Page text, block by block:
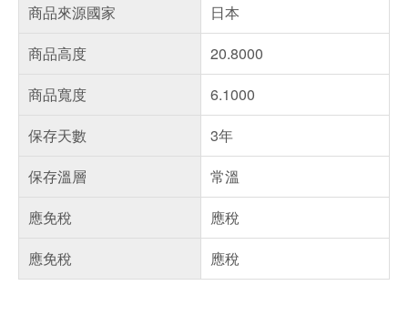
商品來源國家
日本
商品高度
20.8000
商品寬度
6.1000
保存天數
3年
保存溫層
常溫
應免稅
應稅
應免稅
應稅